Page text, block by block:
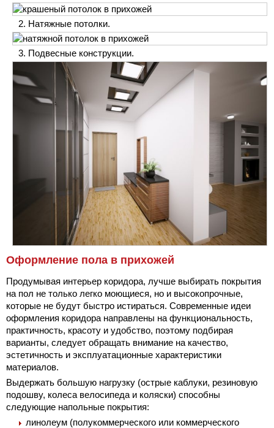
Натяжные потолки.
Подвесные конструкции.
Оформление пола в прихожей
Продумывая интерьер коридора, лучше выбирать покрытия
на пол не только легко моющиеся, но и высокопрочные,
которые не будут быстро истираться. Современные идеи
оформления коридора направлены на функциональность,
практичность, красоту и удобство, поэтому подбирая
варианты, следует обращать внимание на качество,
эстетичность и эксплуатационные характеристики
материалов.
Выдержать большую нагрузку (острые каблуки, резиновую
подошву, колеса велосипеда и коляски) способны
следующие напольные покрытия:
линолеум (полукоммерческого или коммерческого